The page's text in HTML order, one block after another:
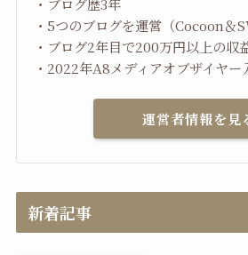
・5つのブログを運営（Cocoon＆
・ブログ2年目で200万円以上の収
・2022年A8メディアオブザイヤー
運営者情報を見
新着記事